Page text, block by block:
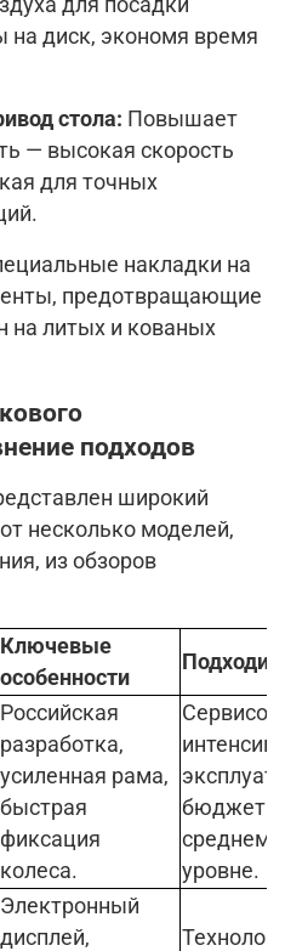
диск, экономя время
стола: Повышает
— высокая скорость
для точных
накладки на
предотвращающие
на литых и кованых
подходов
широкий
несколько моделей,
из обзоров
Ключевые
особенности
Подходит
Российская
разработка,
усиленная рама,
быстрая
фиксация
колеса.
Сервисов
бюджет
среднем
уровне.
Электронный
дисплей,